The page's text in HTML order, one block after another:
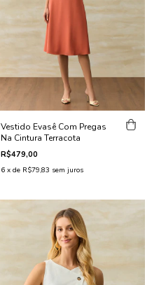
Vestido Evasê Com Pregas
Na Cintura Terracota
R$479,00
6 x de R$79,83 sem juros